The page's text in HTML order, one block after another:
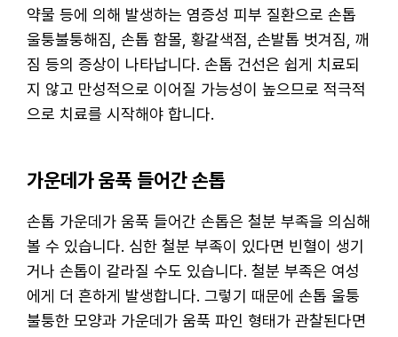
약물 등에 의해 발생하는 염증성 피부 질환으로 손톱
울퉁불퉁해짐, 손톱 함몰, 황갈색점, 손발톱 벗겨짐, 깨
짐 등의 증상이 나타납니다. 손톱 건선은 쉽게 치료되
지 않고 만성적으로 이어질 가능성이 높으므로 적극적
으로 치료를 시작해야 합니다.
가운데가 움푹 들어간 손톱
손톱 가운데가 움푹 들어간 손톱은 철분 부족을 의심해
볼 수 있습니다. 심한 철분 부족이 있다면 빈혈이 생기
거나 손톱이 갈라질 수도 있습니다. 철분 부족은 여성
에게 더 흔하게 발생합니다. 그렇기 때문에 손톱 울퉁
불퉁한 모양과 가운데가 움푹 파인 형태가 관찰된다면